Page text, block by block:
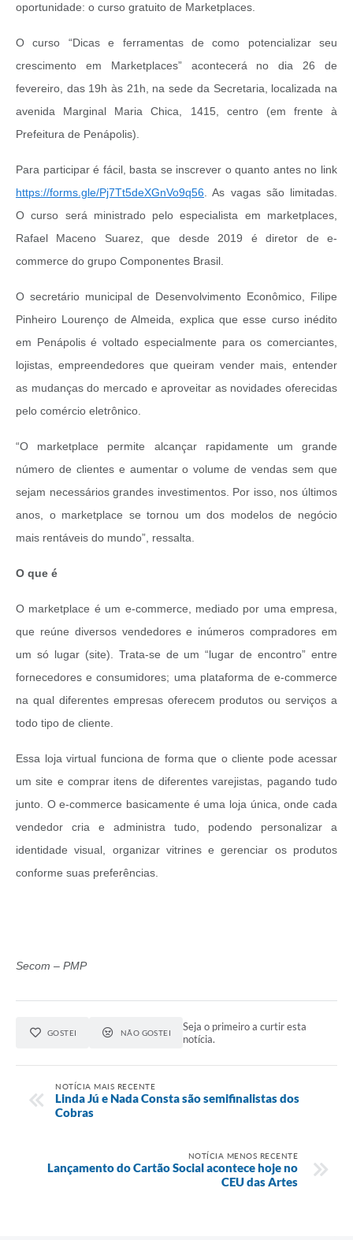
oportunidade: o curso gratuito de Marketplaces.
O curso “Dicas e ferramentas de como potencializar seu
crescimento em Marketplaces” acontecerá no dia 26 de
fevereiro, das 19h às 21h, na sede da Secretaria, localizada na
avenida Marginal Maria Chica, 1415, centro (em frente à
Prefeitura de Penápolis).
Para participar é fácil, basta se inscrever o quanto antes no link
https://forms.gle/Pj7Tt5deXGnVo9q56 . As vagas são limitadas.
O curso será ministrado pelo especialista em marketplaces,
Rafael Maceno Suarez, que desde 2019 é diretor de e-
commerce do grupo Componentes Brasil.
O secretário municipal de Desenvolvimento Econômico, Filipe
Pinheiro Lourenço de Almeida, explica que esse curso inédito
em Penápolis é voltado especialmente para os comerciantes,
lojistas, empreendedores que queiram vender mais, entender
as mudanças do mercado e aproveitar as novidades oferecidas
pelo comércio eletrônico.
“O marketplace permite alcançar rapidamente um grande
número de clientes e aumentar o volume de vendas sem que
sejam necessários grandes investimentos. Por isso, nos últimos
anos, o marketplace se tornou um dos modelos de negócio
mais rentáveis do mundo”, ressalta.
O que é
O marketplace é um e-commerce, mediado por uma empresa,
que reúne diversos vendedores e inúmeros compradores em
um só lugar (site). Trata-se de um “lugar de encontro” entre
fornecedores e consumidores; uma plataforma de e-commerce
na qual diferentes empresas oferecem produtos ou serviços a
todo tipo de cliente.
Essa loja virtual funciona de forma que o cliente pode acessar
um site e comprar itens de diferentes varejistas, pagando tudo
junto. O e-commerce basicamente é uma loja única, onde cada
vendedor cria e administra tudo, podendo personalizar a
identidade visual, organizar vitrines e gerenciar os produtos
conforme suas preferências.
Secom – PMP
GOSTEI NÃO GOSTEI
Seja o primeiro a curtir esta
notícia.
NOTÍCIA MAIS RECENTE
Linda Jú e Nada Consta são semifinalistas dos
Cobras
NOTÍCIA MENOS RECENTE
Lançamento do Cartão Social acontece hoje no
CEU das Artes